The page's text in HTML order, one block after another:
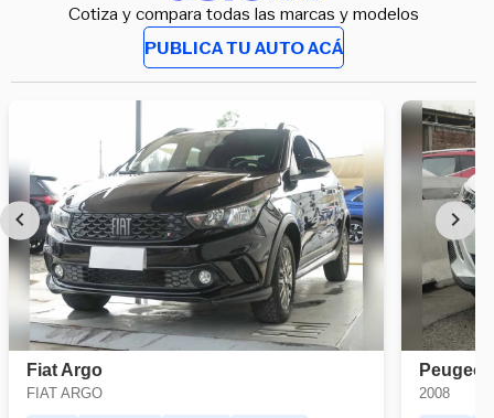
Cotiza y compara todas las marcas y modelos
PUBLICA TU AUTO ACÁ